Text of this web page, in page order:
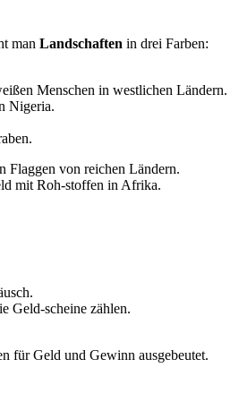
man Landschaften in drei Farben:
Menschen in westlichen Ländern.
Nigeria.
Flaggen von reichen Ländern.
mit Roh-stoffen in Afrika.
Geld-scheine zählen.
für Geld und Gewinn ausgebeutet.